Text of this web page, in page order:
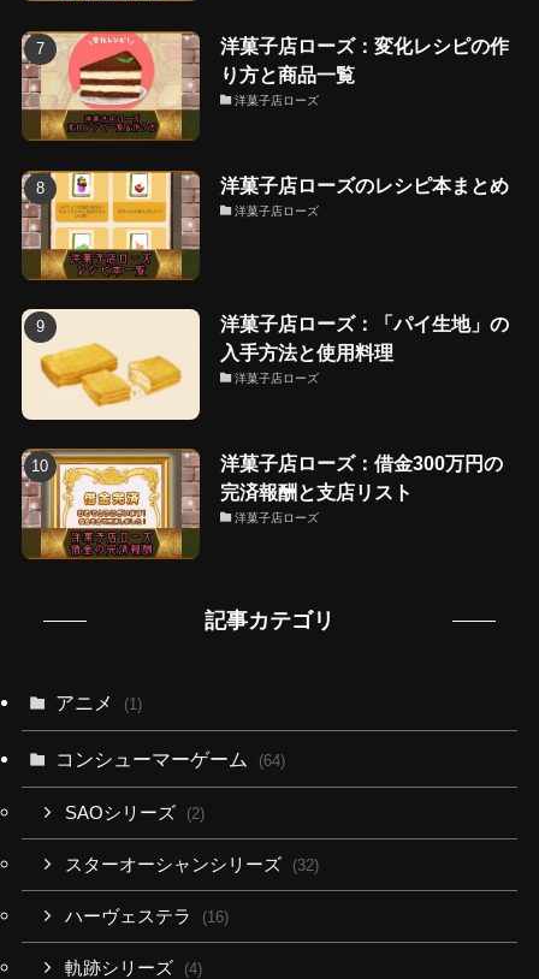
洋菓子店ローズ：変化レシピの作
り方と商品一覧
洋菓子店ローズ
洋菓子店ローズのレシピ本まとめ
洋菓子店ローズ
洋菓子店ローズ：「パイ生地」の
入手方法と使用料理
洋菓子店ローズ
洋菓子店ローズ：借金300万円の
完済報酬と支店リスト
洋菓子店ローズ
記事カテゴリ
アニメ (1)
コンシューマーゲーム (64)
SAOシリーズ (2)
スターオーシャンシリーズ (32)
ハーヴェステラ (16)
軌跡シリーズ (4)